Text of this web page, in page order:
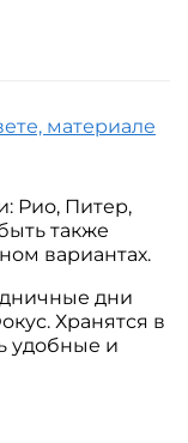
материале
Рио, Питер,
также
вариантах.
дни
Хранятся в
удобные и